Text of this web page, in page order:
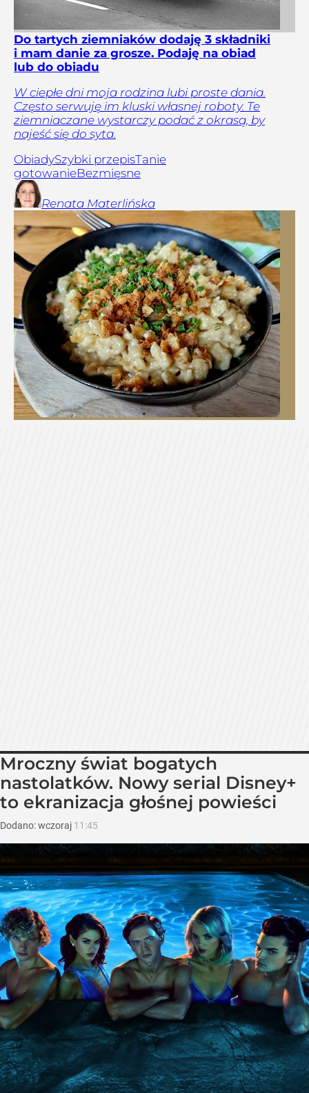
Do tartych ziemniaków dodaję 3 składniki
i mam danie za grosze. Podaję na obiad
lub do obiadu
W ciepłe dni moja rodzina lubi proste dania.
Często serwuję im kluski własnej roboty. Te
ziemniaczane wystarczy podać z okrasą, by
najeść się do syta.
ObiadySzybki przepisTanie
gotowanieBezmięsne
Renata Materlińska
Mroczny świat bogatych
nastolatków. Nowy serial Disney+
to ekranizacja głośnej powieści
Dodano:wczoraj 11:45